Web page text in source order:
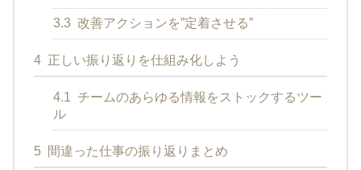
3.3 改善アクションを”定着させる”
4 正しい振り返りを仕組み化しよう
4.1 チームのあらゆる情報をストックするツー
ル
5 間違った仕事の振り返りまとめ